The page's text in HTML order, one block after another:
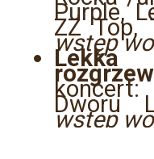
Purple,
ZZ Top,
wstęp
Lekka
Dworu
wstęp